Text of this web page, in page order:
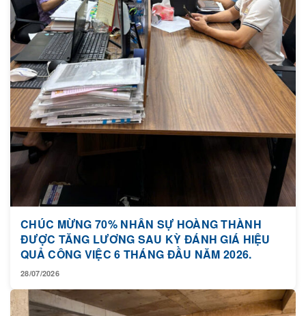
CHÚC MỪNG 70% NHÂN SỰ HOÀNG THÀNH
ĐƯỢC TĂNG LƯƠNG SAU KỲ ĐÁNH GIÁ HIỆU
QUẢ CÔNG VIỆC 6 THÁNG ĐẦU NĂM 2026.
28/07/2026